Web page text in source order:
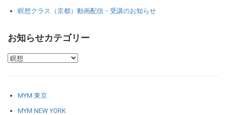
瞑想クラス（京都）動画配信・受講のお知らせ
お知らせカテゴリー
MYM 東京
MYM NEW YORK